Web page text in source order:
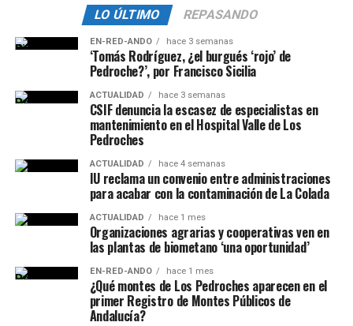
LO ÚLTIMO REPASANDO
EN-RED-ANDO hace 3 semanas
‘Tomás Rodríguez, ¿el burgués ‘rojo’ de
Pedroche?’, por Francisco Sicilia
ACTUALIDAD hace 3 semanas
CSIF denuncia la escasez de especialistas en
mantenimiento en el Hospital Valle de Los
Pedroches
ACTUALIDAD hace 4 semanas
IU reclama un convenio entre administraciones
para acabar con la contaminación de La Colada
ACTUALIDAD hace 1 mes
Organizaciones agrarias y cooperativas ven en
las plantas de biometano ‘una oportunidad’
EN-RED-ANDO hace 1 mes
¿Qué montes de Los Pedroches aparecen en el
primer Registro de Montes Públicos de
Andalucía?